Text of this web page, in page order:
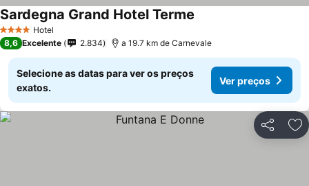
4 EstrelasHotel
Sardegna Grand Hotel Terme
8,6 Excelente 2.834 a 19.7 km de Carnevale
Selecione as datas para ver os preços
exatos.
Ver preços
Partilhar